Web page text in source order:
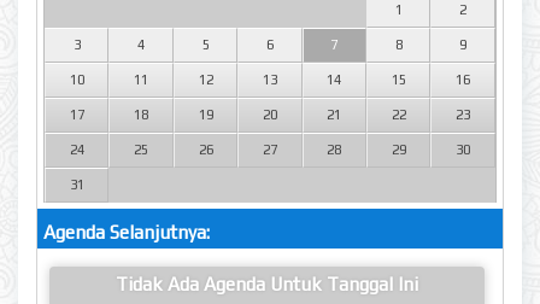
1 2
3 4 5 6 7 8 9
10 11 12 13 14 15 16
17 18 19 20 21 22 23
24 25 26 27 28 29 30
31
Agenda Selanjutnya:
Tidak Ada Agenda Untuk Tanggal Ini